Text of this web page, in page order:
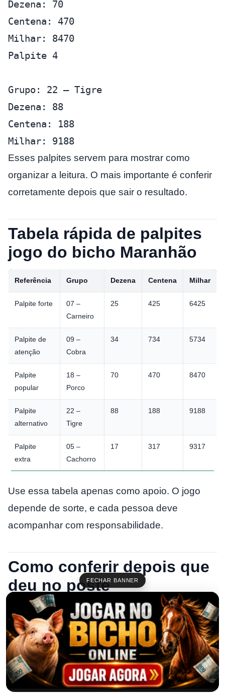
Dezena: 70
Centena: 470
Milhar: 8470
Palpite 4
Grupo: 22 – Tigre
Dezena: 88
Centena: 188
Milhar: 9188
Esses palpites servem para mostrar como
organizar a leitura. O mais importante é conferir
corretamente depois que sair o resultado.
Tabela rápida de palpites
jogo do bicho Maranhão
Referência Grupo Dezena Centena Milhar
Palpite forte
07 –
Carneiro
25 425 6425
Palpite de
atenção
09 –
Cobra
34 734 5734
Palpite
popular
18 –
Porco
70 470 8470
Palpite
alternativo
22 –
Tigre
88 188 9188
Palpite
extra
05 –
Cachorro
17 317 9317
Use essa tabela apenas como apoio. O jogo
depende de sorte, e cada pessoa deve
acompanhar com responsabilidade.
Como conferir depois que
deu no poste
Depois quedeu no poste, siga este passo a
passo para evitar erro:
1. Veja se a banca é a mesma
Confira se o resultado é realmente da banca do
FECHAR BANNER